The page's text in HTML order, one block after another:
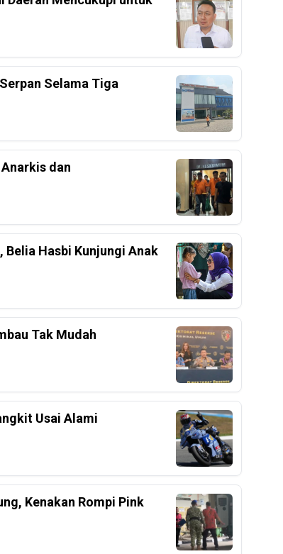
Selama Tiga
dan
Belia Hasbi Kunjungi Anak
Tak Mudah
Usai Alami
Kenakan Rompi Pink